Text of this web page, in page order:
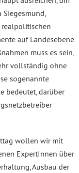
auf Landesebene
muss es sein,
vollständig ohne
sogenannte
bedeutet, darüber
wollen wir mit
ExpertInnen über
Ausbau der